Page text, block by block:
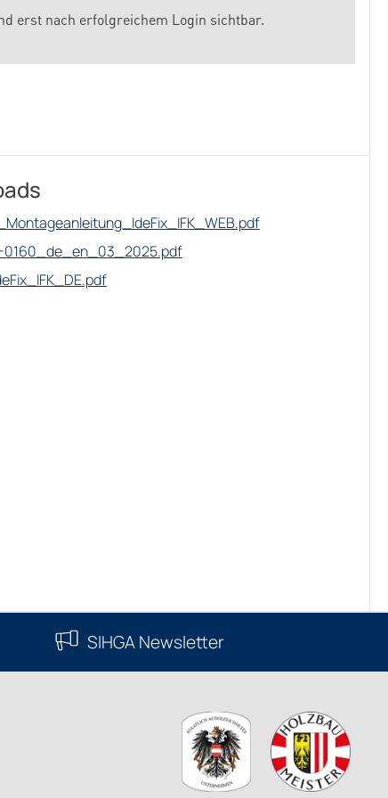
erst nach erfolgreichem Login sichtbar.
0160_de_en_03_2025.pdf
SIHGA Newsletter